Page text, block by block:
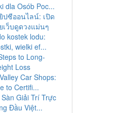
dla Osób Poc...
ปซีออนไลน์: เปิด
ว็บดูดวงแม่นๆ
kostek lodu:
wielki ef...
to Long-
Loss
Car Shops:
to Certifi...
Giải Trí Trực
Đầu Việt...